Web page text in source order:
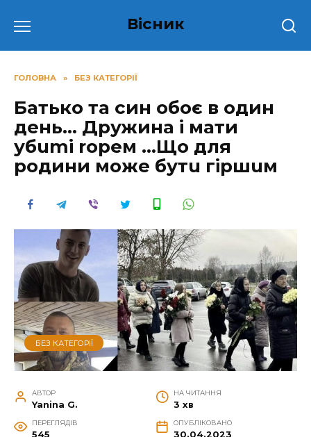
до
Вісник
ГОЛОВНА » БЕЗ КАТЕГОРІЇ
Батько та син обоє в один
день… Дружина і мати
убumі ropем …Що для
родини може бутu гіршuм
БЕЗ КАТЕГОРІЇ
АВТОР
Yanina G.
НА ЧИТАННЯ
3 хв
ПЕРЕГЛЯДІВ
545
ОПУБЛІКОВАНО
30.04.2023